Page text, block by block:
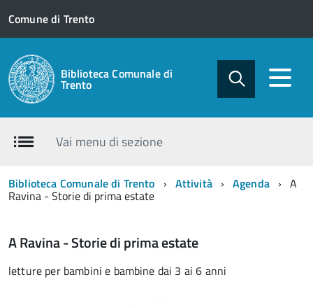
Comune di Trento
Biblioteca Comunale di
Trento
Vai menu di sezione
Biblioteca Comunale di Trento Attività Agenda A
Ravina - Storie di prima estate
A Ravina - Storie di prima estate
letture per bambini e bambine dai 3 ai 6 anni